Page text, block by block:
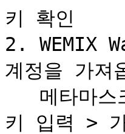
키 확인
2. WEMIX
계정을 가져
키 입력 >